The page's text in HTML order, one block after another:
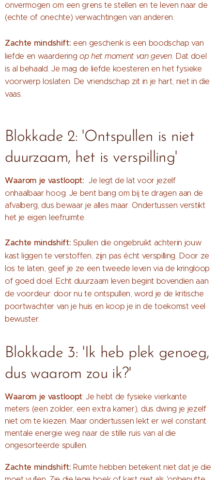
onvermogen om een grens te stellen en te leven naar de
(echte of onechte) verwachtingen van anderen.
Zachte mindshift: een geschenk is een boodschap van
liefde en waarderingop het moment van geven. Dat doel
is al behaald. Je mag de liefde koesteren en het fysieke
voorwerp loslaten. De vriendschap zit in je hart, niet in die
vaas.
Blokkade 2: 'Ontspullen is niet
duurzaam, het is verspilling'
Waarom je vastloopt: Je legt de lat voor jezelf
onhaalbaar hoog. Je bent bang om bij te dragen aan de
afvalberg, dus bewaar je alles maar. Ondertussen verstikt
het je eigen leefruimte.
Zachte mindshift: Spullen die ongebruikt achterin jouw
kast liggen te verstoffen, zijn pas écht verspilling. Door ze
los te laten, geef je ze een tweede leven via de kringloop
of goed doel. Echt duurzaam leven begint bovendien aan
de voordeur: door nu te ontspullen, word je de kritische
poortwachter van je huis en koop je in de toekomst veel
bewuster.
Blokkade 3: 'Ik heb plek genoeg,
dus waarom zou ik?'
Waarom je vastloopt: Je hebt de fysieke vierkante
meters (een zolder, een extra kamer), dus dwing je jezelf
niet om te kiezen. Maar ondertussen lekt er wel constant
mentale energie weg naar de stille ruis van al die
ongesorteerde spullen.
Zachte mindshift: Ruimte hebben betekent niet dat je die